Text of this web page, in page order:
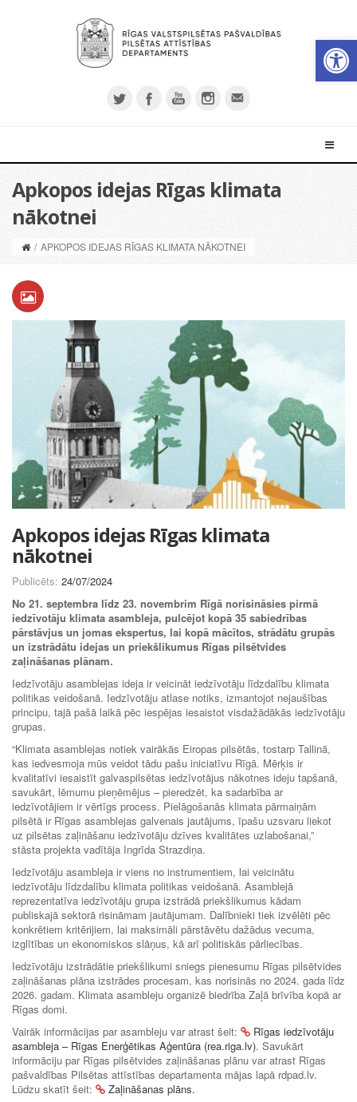
Apkopos idejas Rīgas klimata
nākotnei
/ APKOPOS IDEJAS RĪGAS KLIMATA NĀKOTNEI
Apkopos idejas Rīgas klimata
nākotnei
Publicēts: 24/07/2024
No 21. septembra līdz 23. novembrim Rīgā norisināsies pirmā
iedzīvotāju klimata asambleja, pulcējot kopā 35 sabiedrības
pārstāvjus un jomas ekspertus, lai kopā mācītos, strādātu grupās
un izstrādātu idejas un priekšlikumus Rīgas pilsētvides
zaļināšanas plānam.
Iedzīvotāju asamblejas ideja ir veicināt iedzīvotāju līdzdalību klimata
politikas veidošanā. Iedzīvotāju atlase notiks, izmantojot nejaušības
principu, tajā pašā laikā pēc iespējas iesaistot visdažādākās iedzīvotāju
grupas.
“Klimata asamblejas notiek vairākās Eiropas pilsētās, tostarp Tallinā,
kas iedvesmoja mūs veidot tādu pašu iniciatīvu Rīgā. Mērķis ir
kvalitatīvi iesaistīt galvaspilsētas iedzīvotājus nākotnes ideju tapšanā,
savukārt, lēmumu pieņēmējus – pieredzēt, ka sadarbība ar
iedzīvotājiem ir vērtīgs process. Pielāgošanās klimata pārmaiņām
pilsētā ir Rīgas asamblejas galvenais jautājums, īpašu uzsvaru liekot
uz pilsētas zaļināšanu iedzīvotāju dzīves kvalitātes uzlabošanai,”
stāsta projekta vadītāja Ingrīda Strazdiņa.
Iedzīvotāju asambleja ir viens no instrumentiem, lai veicinātu
iedzīvotāju līdzdalību klimata politikas veidošanā. Asamblejā
reprezentatīva iedzīvotāju grupa izstrādā priekšlikumus kādam
publiskajā sektorā risināmam jautājumam. Dalībnieki tiek izvēlēti pēc
konkrētiem kritērijiem, lai maksimāli pārstāvētu dažādus vecuma,
izglītības un ekonomiskos slāņus, kā arī politiskās pārliecības.
Iedzīvotāju izstrādātie priekšlikumi sniegs pienesumu Rīgas pilsētvides
zaļināšanas plāna izstrādes procesam, kas norisinās no 2024. gada līdz
2026. gadam. Klimata asambleju organizē biedrība Zaļā brīvība kopā ar
Rīgas domi.
Vairāk informācijas par asambleju var atrast šeit:
Rīgas iedzīvotāju
asambleja – Rīgas Enerģētikas Aģentūra (rea.riga.lv). Savukārt
informāciju par Rīgas pilsētvides zaļināšanas plānu var atrast Rīgas
pašvaldības Pilsētas attīstības departamenta mājas lapā rdpad.lv.
Lūdzu skatīt šeit:
Zaļināšanas plāns.